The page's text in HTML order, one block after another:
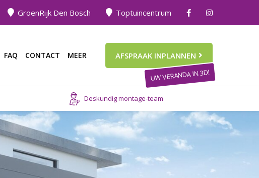
GroenRijk Den Bosch Toptuincentrum
FAQ CONTACT MEER AFSPRAAK INPLANNEN
UW VERANDA IN 3D!
Deskundig montage-team